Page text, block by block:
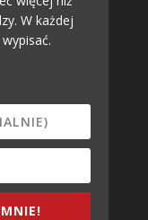
W każdej